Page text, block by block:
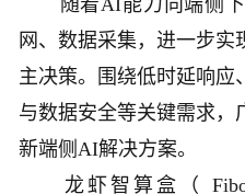
网、数据采集，进一步实
主决策。围绕低时延响应
与数据安全等关键需求，
新端侧AI解决方案。
龙虾智算盒（